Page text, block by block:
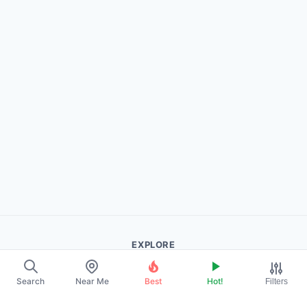
Search Near Me Best Hot! Filters
EXPLORE
About Us